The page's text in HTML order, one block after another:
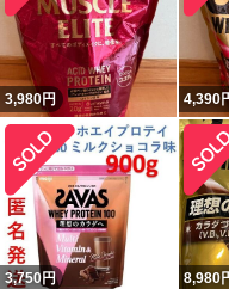
3,980円 4,390
3,750円 8,980